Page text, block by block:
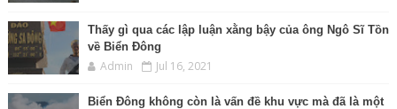
Thấy gì qua các lập luận xằng bậy của ông Ngô Sĩ Tồn
về Biển Đông
Admin Jul 16, 2021
Biển Đông không còn là vấn đề khu vực mà đã là một